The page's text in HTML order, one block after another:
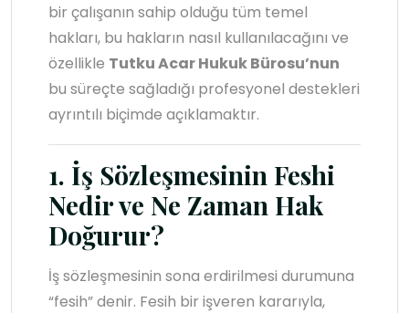
bir çalışanın sahip olduğu tüm temel
hakları, bu hakların nasıl kullanılacağını ve
özellikle Tutku Acar Hukuk Bürosu’nun
bu süreçte sağladığı profesyonel destekleri
ayrıntılı biçimde açıklamaktır.
1. İş Sözleşmesinin Feshi
Nedir ve Ne Zaman Hak
Doğurur?
İş sözleşmesinin sona erdirilmesi durumuna
“fesih” denir. Fesih bir işveren kararıyla,